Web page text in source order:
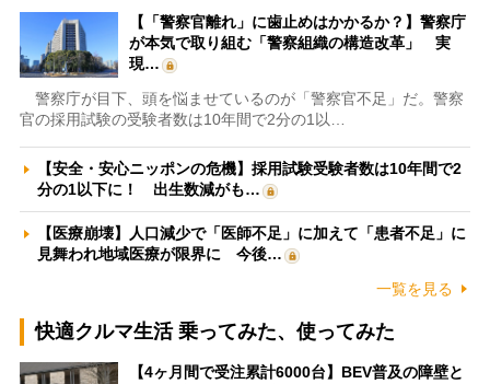
【「警察官離れ」に歯止めはかかるか？】警察庁
が本気で取り組む「警察組織の構造改革」 実
現…
警察庁が目下、頭を悩ませているのが「警察官不足」だ。警察
官の採用試験の受験者数は10年間で2分の1以…
【安全・安心ニッポンの危機】採用試験受験者数は10年間で2
分の1以下に！ 出生数減がも…
【医療崩壊】人口減少で「医師不足」に加えて「患者不足」に
見舞われ地域医療が限界に 今後…
一覧を見る
快適クルマ生活 乗ってみた、使ってみた
【4ヶ月間で受注累計6000台】BEV普及の障壁と